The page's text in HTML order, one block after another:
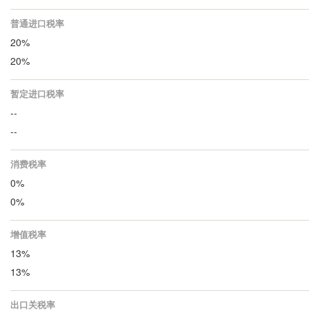
普通进口税率
20%
20%
暂定进口税率
--
--
消费税率
0%
0%
增值税率
13%
13%
出口关税率